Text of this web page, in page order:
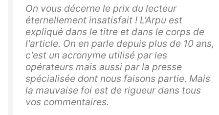
On vous décerne le prix du lecteur
éternellement insatisfait ! L'Arpu est
expliqué dans le titre et dans le corps de
l'article. On en parle depuis plus de 10 ans,
c'est un acronyme utilisé par les
opérateurs mais aussi par la presse
spécialisée dont nous faisons partie. Mais
la mauvaise foi est de rigueur dans tous
vos commentaires.